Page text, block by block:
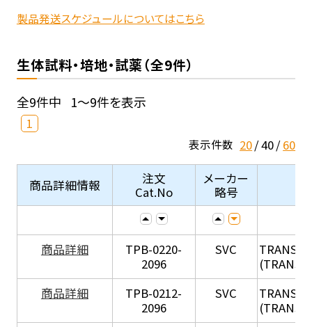
製品発送スケジュールについてはこちら
生体試料・培地・試薬（全9件）
全9件中 1～9件を表示
1
表示件数 20 40 60
商品詳細情報
注文
Cat.No
メーカー
略号
商品詳細
TPB-0220-
2096
SVC TRANSIL
商品詳細
TPB-0212-
2096
SVC TRANSIL